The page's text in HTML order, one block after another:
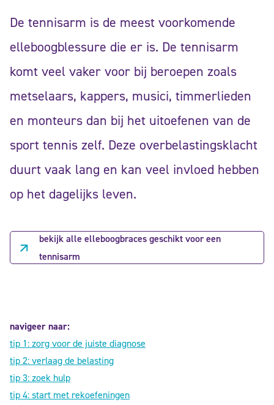
De tennisarm is de meest voorkomende
elleboogblessure die er is. De tennisarm
komt veel vaker voor bij beroepen zoals
metselaars, kappers, musici, timmerlieden
en monteurs dan bij het uitoefenen van de
sport tennis zelf. Deze overbelastingsklacht
duurt vaak lang en kan veel invloed hebben
op het dagelijks leven.
bekijk alle elleboogbraces geschikt voor een
tennisarm
navigeer naar:
tip 1: zorg voor de juiste diagnose
tip 2: verlaag de belasting
tip 3: zoek hulp
tip 4: start met rekoefeningen